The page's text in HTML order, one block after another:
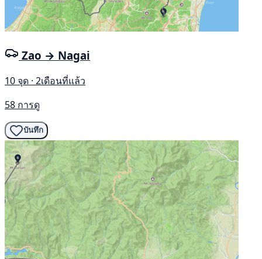
Zao → Nagai
10 จุด · 2เดือนที่แล้ว
58 การดู
บันทึก